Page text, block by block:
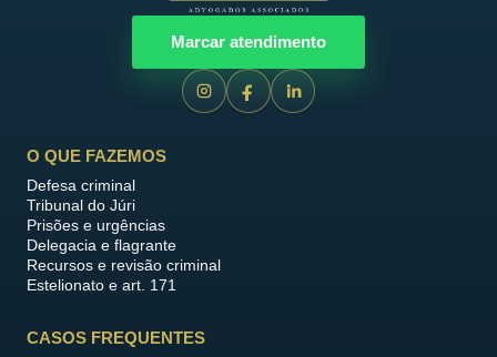
Marcar atendimento
O QUE FAZEMOS
Defesa criminal
Tribunal do Júri
Prisões e urgências
Delegacia e flagrante
Recursos e revisão criminal
Estelionato e art. 171
CASOS FREQUENTES